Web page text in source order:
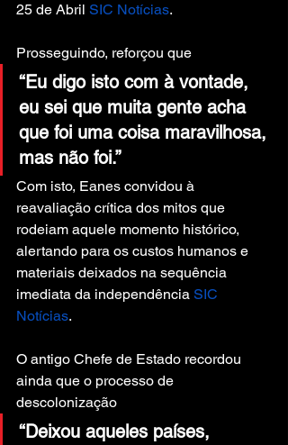
25 de Abril SIC Notícias.
Prosseguindo, reforçou que
“Eu digo isto com à vontade,
eu sei que muita gente acha
que foi uma coisa maravilhosa,
mas não foi.”
Com isto, Eanes convidou à
reavaliação crítica dos mitos que
rodeiam aquele momento histórico,
alertando para os custos humanos e
materiais deixados na sequência
imediata da independência SIC
Notícias.
O antigo Chefe de Estado recordou
ainda que o processo de
descolonização
“Deixou aqueles países,